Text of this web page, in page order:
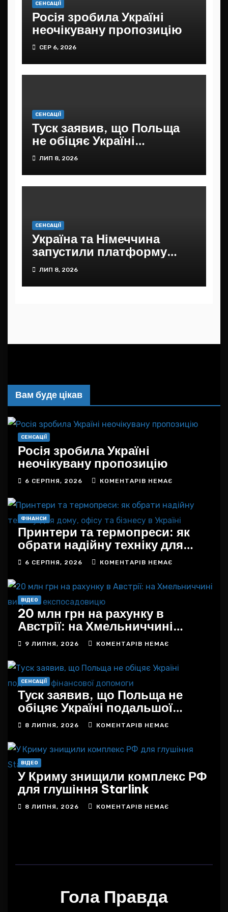
СЕНСАЦІЇ
Росія зробила Україні
неочікувану пропозицію
СЕР 6, 2026
СЕНСАЦІЇ
Туск заявив, що Польща
не обіцяє Україні
подальшої фінансової
допомоги
ЛИП 8, 2026
СЕНСАЦІЇ
Україна та Німеччина
запустили платформу
Додому
ЛИП 8, 2026
Вам буде цікав
СЕНСАЦІЇ
Росія зробила Україні
неочікувану пропозицію
6 СЕРПНЯ, 2026 КОМЕНТАРІВ НЕМАЄ
ФІНАНСИ
Принтери та термопреси: як
обрати надійну техніку для
дому, офісу та бізнесу в
Україні
6 СЕРПНЯ, 2026 КОМЕНТАРІВ НЕМАЄ
ВІДЕО
20 млн грн на рахунку в
Австрії: на Хмельниччині
викрили експосадовицю
9 ЛИПНЯ, 2026 КОМЕНТАРІВ НЕМАЄ
СЕНСАЦІЇ
Туск заявив, що Польща не
обіцяє Україні подальшої
фінансової допомоги
8 ЛИПНЯ, 2026 КОМЕНТАРІВ НЕМАЄ
ВІДЕО
У Криму знищили комплекс РФ
для глушіння Starlink
8 ЛИПНЯ, 2026 КОМЕНТАРІВ НЕМАЄ
Гола Правда